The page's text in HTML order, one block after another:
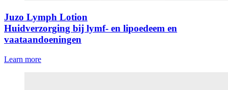
Juzo Lymph Lotion
Huidverzorging bij lymf- en lipoedeem en
vaataandoeningen
Learn more